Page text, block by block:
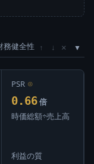
務健全性 ↑ ↓ ×
PSR ⊙
0.66 倍
時価総額÷売上高
利益の質